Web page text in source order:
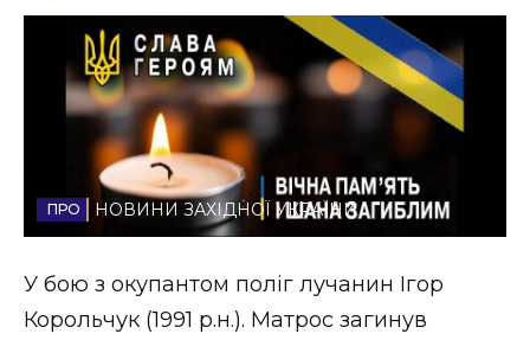
Події
Політика
Соціум
Спорт
Стиль життя
Втрачений Ужгород
НОВИНИ ЗАХІДНОЇ УКРАЇНИ
У бою з окупантом поліг лучанин Ігор
Корольчук (1991 р.н.). Матрос загинув